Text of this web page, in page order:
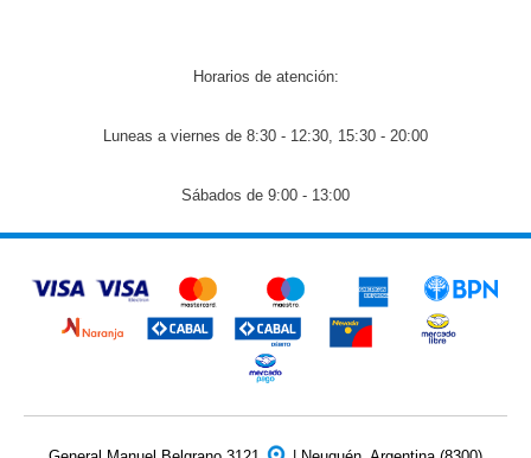
Horarios de atención:
Luneas a viernes de 8:30 - 12:30, 15:30 - 20:00
Sábados de 9:00 - 13:00